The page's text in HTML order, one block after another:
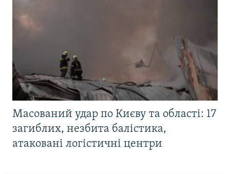
Масований удар по Києву та області: 17
загиблих, незбита балістика,
атаковані логістичні центри